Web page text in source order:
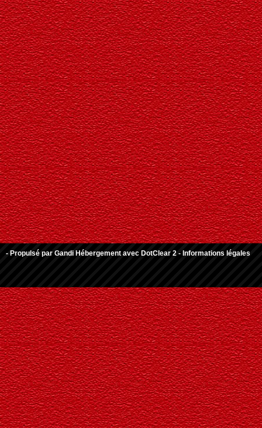
- Propulsé par Gandi Hébergement avec DotClear 2 - Informations légales